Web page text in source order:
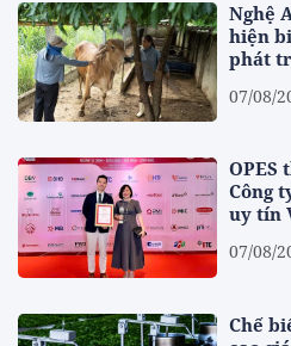
Nghệ
hiện
phát
07/08/
OPES
Công
uy tín
07/08/
Chế